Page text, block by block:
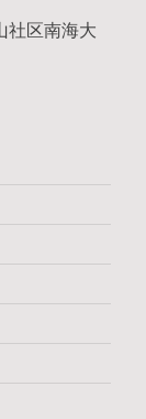
社区南海大